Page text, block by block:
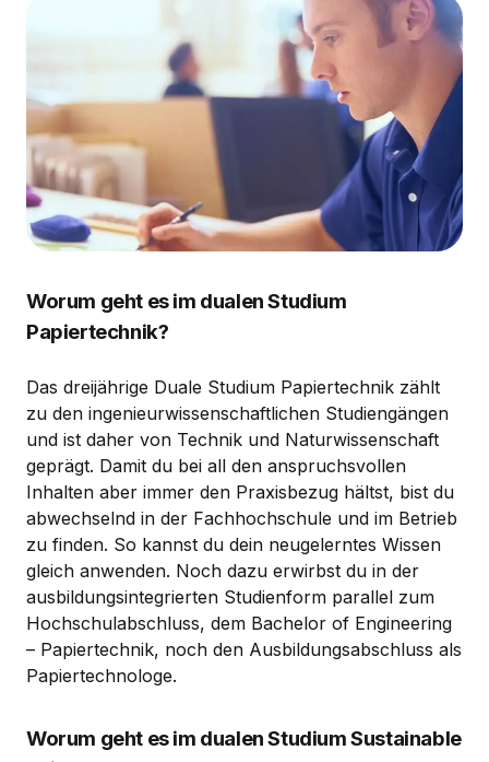
Worum geht es im dualen Studium
Papiertechnik?
Das dreijährige Duale Studium Papiertechnik zählt
zu den ingenieurwissenschaftlichen Studiengängen
und ist daher von Technik und Naturwissenschaft
geprägt. Damit du bei all den anspruchsvollen
Inhalten aber immer den Praxisbezug hältst, bist du
abwechselnd in der Fachhochschule und im Betrieb
zu finden. So kannst du dein neugelerntes Wissen
gleich anwenden. Noch dazu erwirbst du in der
ausbildungsintegrierten Studienform parallel zum
Hochschulabschluss, dem Bachelor of Engineering
– Papiertechnik, noch den Ausbildungsabschluss als
Papiertechnologe.
Worum geht es im dualen Studium Sustainable